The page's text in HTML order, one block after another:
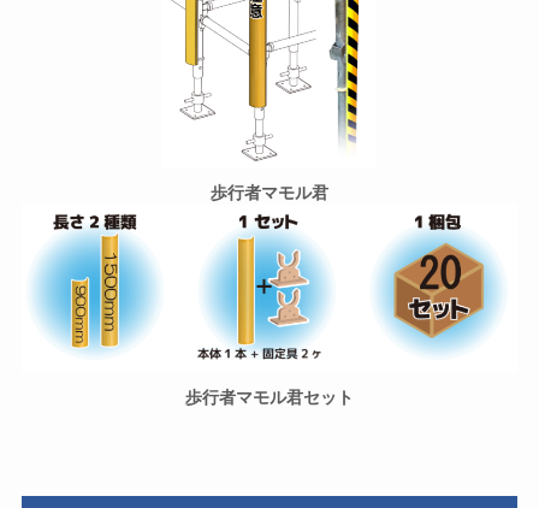
歩行者マモル君
歩行者マモル君セット